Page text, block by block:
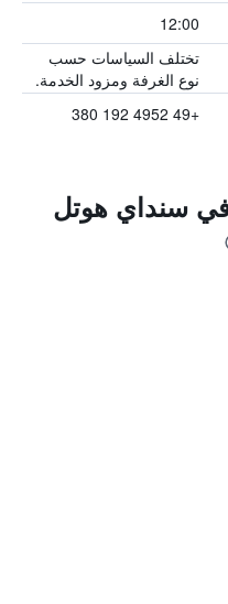
12:00
تختلف السياسات حسب
نوع الغرفة ومزود الخدمة.
+49 4952 192 380
في سنداي هوتل